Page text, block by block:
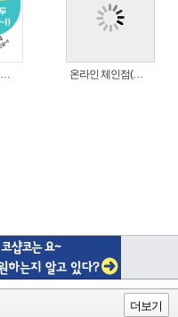
온라인 체인점(가맹점) 분양순서(필독)
더보기